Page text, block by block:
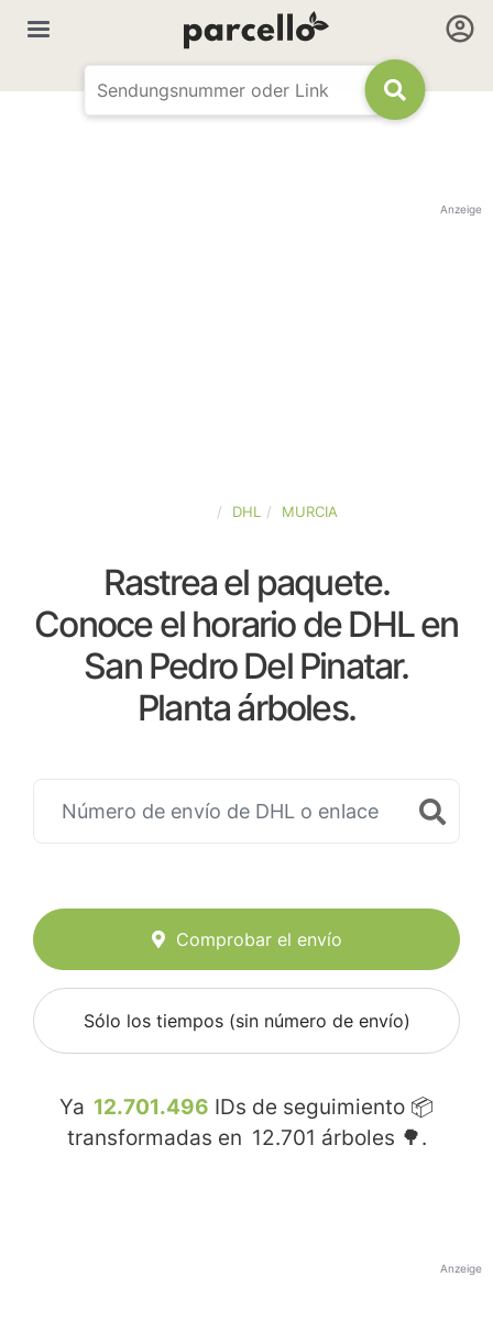
Anzeige
DHL MURCIA
Rastrea el paquete.
Conoce el horario de DHL en
San Pedro Del Pinatar.
Planta árboles.
Comprobar el envío
Sólo los tiempos (sin número de envío)
Ya 12.701.496 IDs de seguimiento 📦
transformadas en 12.701 árboles 🌳.
Anzeige